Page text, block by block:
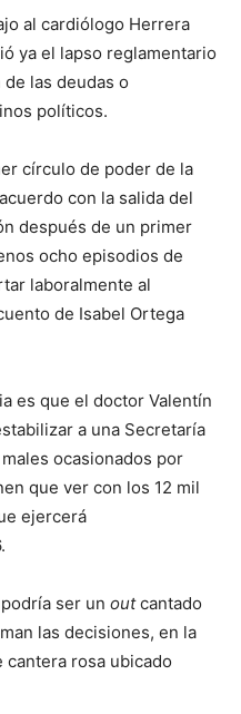
al cardiólogo Herrera
ya el lapso reglamentario
las deudas o
políticos.
círculo de poder de la
con la salida del
después de un primer
ocho episodios de
laboralmente al
de Isabel Ortega
es que el doctor Valentín
a una Secretaría
ocasionados por
que ver con los 12 mil
ejercerá
ser un outcantado
las decisiones, en la
rosa ubicado